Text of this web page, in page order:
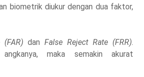
biometrik diukur dengan dua faktor,
dan False Reject Rate (FRR).
maka semakin akurat